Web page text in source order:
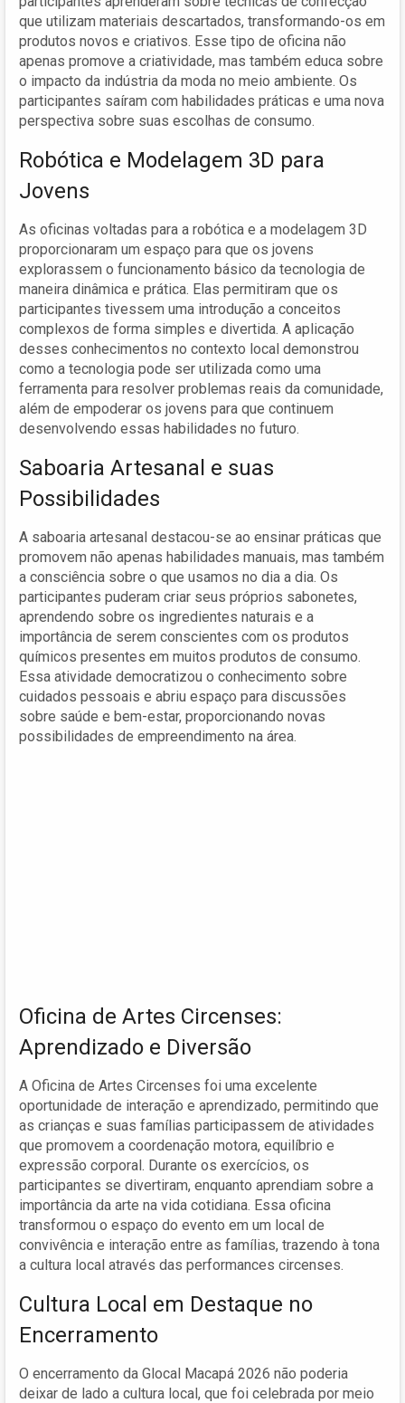
que utilizam materiais descartados, transformando-os em
produtos novos e criativos. Esse tipo de oficina não
apenas promove a criatividade, mas também educa sobre
o impacto da indústria da moda no meio ambiente. Os
participantes saíram com habilidades práticas e uma nova
perspectiva sobre suas escolhas de consumo.
Robótica e Modelagem 3D para
Jovens
As oficinas voltadas para a robótica e a modelagem 3D
proporcionaram um espaço para que os jovens
explorassem o funcionamento básico da tecnologia de
maneira dinâmica e prática. Elas permitiram que os
participantes tivessem uma introdução a conceitos
complexos de forma simples e divertida. A aplicação
desses conhecimentos no contexto local demonstrou
como a tecnologia pode ser utilizada como uma
ferramenta para resolver problemas reais da comunidade,
além de empoderar os jovens para que continuem
desenvolvendo essas habilidades no futuro.
Saboaria Artesanal e suas
Possibilidades
A saboaria artesanal destacou-se ao ensinar práticas que
promovem não apenas habilidades manuais, mas também
a consciência sobre o que usamos no dia a dia. Os
participantes puderam criar seus próprios sabonetes,
aprendendo sobre os ingredientes naturais e a
importância de serem conscientes com os produtos
químicos presentes em muitos produtos de consumo.
Essa atividade democratizou o conhecimento sobre
cuidados pessoais e abriu espaço para discussões
sobre saúde e bem-estar, proporcionando novas
possibilidades de empreendimento na área.
Oficina de Artes Circenses:
Aprendizado e Diversão
A Oficina de Artes Circenses foi uma excelente
oportunidade de interação e aprendizado, permitindo que
as crianças e suas famílias participassem de atividades
que promovem a coordenação motora, equilíbrio e
expressão corporal. Durante os exercícios, os
participantes se divertiram, enquanto aprendiam sobre a
importância da arte na vida cotidiana. Essa oficina
transformou o espaço do evento em um local de
convivência e interação entre as famílias, trazendo à tona
a cultura local através das performances circenses.
Cultura Local em Destaque no
Encerramento
O encerramento da Glocal Macapá 2026 não poderia
deixar de lado a cultura local, que foi celebrada por meio